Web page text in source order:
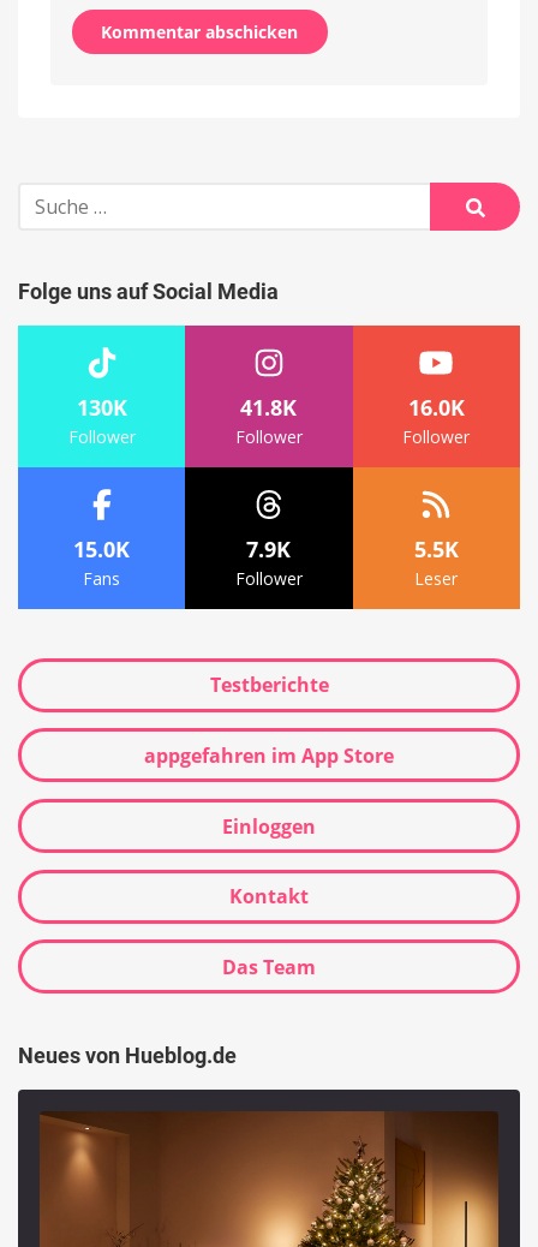
Suche
nach:
Suche
Folge uns auf Social Media
130K
Follower
41.8K
Follower
16.0K
Follower
15.0K
Fans
7.9K
Follower
5.5K
Leser
Testberichte
appgefahren im App Store
Einloggen
Kontakt
Das Team
Neues von Hueblog.de